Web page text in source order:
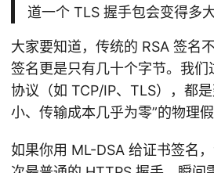
道一个 TLS 握手包会变得多大
大家要知道，传统的 RSA 签名
签名更是只有几十个字节。我
协议（如 TCP/IP、TLS），都
小、传输成本几乎为零”的物理假
如果你用 ML-DSA 给证书签名